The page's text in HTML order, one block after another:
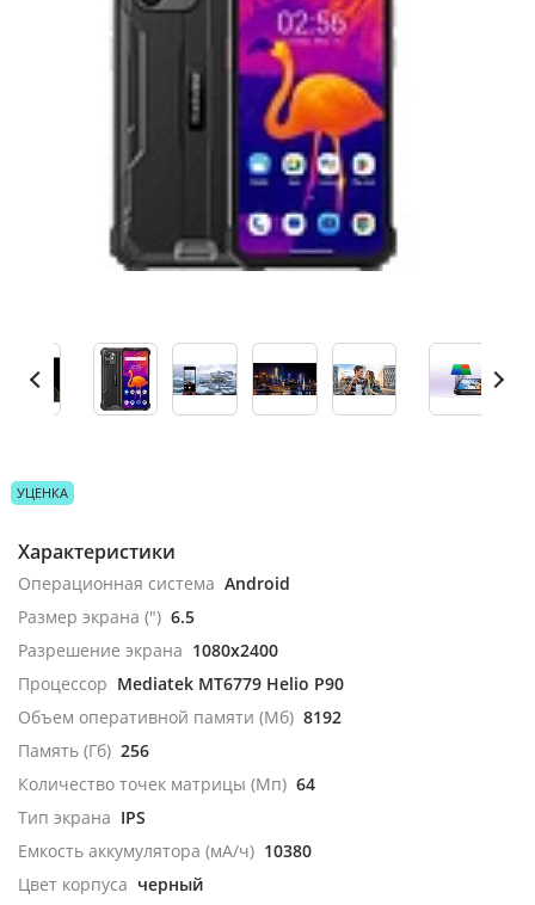
УЦЕНКА
Характеристики
Операционная система Android
Размер экрана (") 6.5
Разрешение экрана 1080x2400
Процессор Mediatek MT6779 Helio P90
Объем оперативной памяти (Мб) 8192
Память (Гб) 256
Количество точек матрицы (Мп) 64
Тип экрана IPS
Емкость аккумулятора (мА/ч) 10380
Цвет корпуса черный